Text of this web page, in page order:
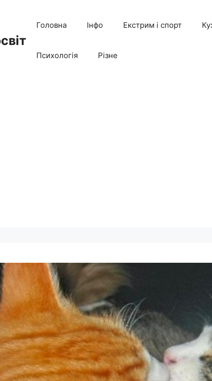
Головна Інфо Екстрим і спорт
Психологія Різне